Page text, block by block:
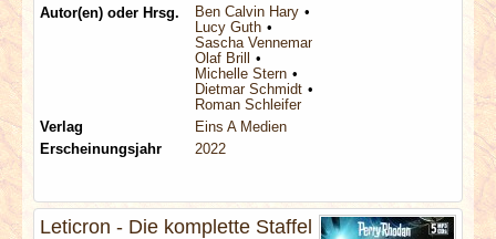
Autor(en) oder Hrsg.
Ben Calvin Hary
Lucy Guth
Sascha Vennemann
Olaf Brill
Michelle Stern
Dietmar Schmidt
Roman Schleifer
Verlag
Eins A Medien
Erscheinungsjahr
2022
Leticron - Die komplette Staffel